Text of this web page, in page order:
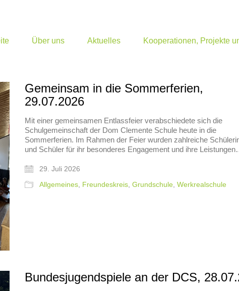
Über uns Aktuelles Kooperationen, Projekte
Gemeinsam in die Sommerferien,
29.07.2026
Mit einer gemeinsamen Entlassfeier verabschiedete sich die
Schulgemeinschaft der Dom Clemente Schule heute in die
Sommerferien. Im Rahmen der Feier wurden zahlreiche
und Schüler für ihr besonderes Engagement und ihre
29. Juli 2026
Allgemeines Freundeskreis Grundschule Werkrealschule
Bundesjugendspiele an der DCS,